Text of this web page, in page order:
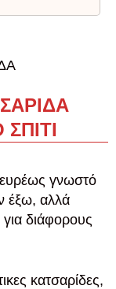
ευρέως γνωστό
έξω, αλλά
διάφορους
κατσαρίδες,